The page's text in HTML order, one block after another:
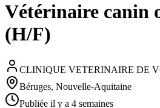
Vétérinaire canin
(H/F)
CLINIQUE VETERINAIRE DE
Béruges, Nouvelle-Aquitaine
Publiée il y a 4 semaines